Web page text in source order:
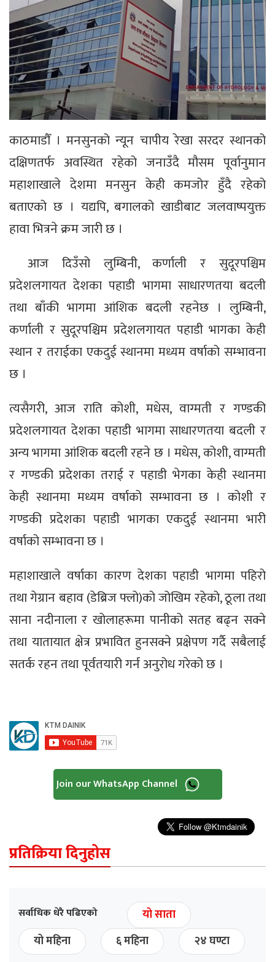
काठमाडौँ । मनसुनको न्यून चापीय रेखा सरदर स्थानको
दक्षिणतर्फ अवस्थित रहेको जनाउँदै मौसम पूर्वानुमान
महाशाखाले देशमा मनसुन केही कमजोर हुँदै रहेको
बताएको छ । यद्यपि, बगालको खाडीबाट जलवाष्पयुक्त
हावा भित्रने क्रम जारी छ ।
आज दिउँसो लुम्बिनी, कर्णाली र सुदूरपश्चिम
प्रदेशलगायत देशका पहाडी भागमा साधारणतया बदली
तथा बाँकी भागमा आंशिक बदली रहनेछ । लुम्बिनी,
कर्णाली र सुदूरपश्चिम प्रदेशलगायत पहाडी भागका केही
स्थान र तराईका एकदुई स्थानमा मध्यम वर्षाको सम्भावना
छ ।
त्यसैगरी, आज राति कोशी, मधेस, वाग्मती र गण्डकी
प्रदेशलगायत देशका पहाडी भागमा साधारणतया बदली र
अन्य भागमा आंशिक बदली रहने छ । मधेस, कोशी, वाग्मती
र गण्डकी प्रदेशका तराई र पहाडी भेगका केही स्थानमा
केही स्थानमा मध्यम वर्षाको सम्भावना छ । कोशी र
गण्डकी प्रदेशका पहाडी भागका एकदुई स्थानमा भारी
वर्षाको सम्भावना छ ।
महाशाखाले वर्षाका कारण देशका पहाडी भागमा पहिरो
तथा गेग्रान बहाव (डेब्रिज फ्लो)को जोखिम रहेको, ठूला तथा
साना नदीनाला र खोलाहरूमा पानीको सतह बढ्न सक्ने
तथा यातायात क्षेत्र प्रभावित हुनसक्ने प्रक्षेपण गर्दै सबैलाई
सतर्क रहन तथा पूर्वतयारी गर्न अनुरोध गरेको छ ।
Join our WhatsApp Channel
प्रतिक्रिया दिनुहोस
सर्वाधिक धेरै पढिएको
यो साता
यो महिना
६ महिना २४ घण्टा